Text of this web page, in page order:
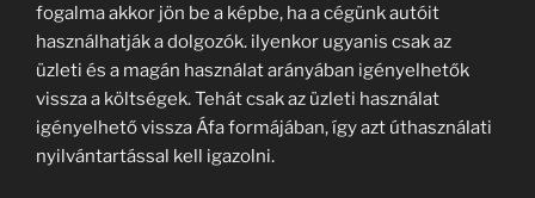
fogalma akkor jön be a képbe, ha a cégünk autóit
használhatják a dolgozók. ilyenkor ugyanis csak az
üzleti és a magán használat arányában igényelhetők
vissza a költségek. Tehát csak az üzleti használat
igényelhető vissza Áfa formájában, így azt úthasználati
nyilvántartással kell igazolni.